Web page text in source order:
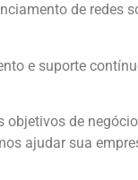
de redes
e suporte
de
ajudar sua